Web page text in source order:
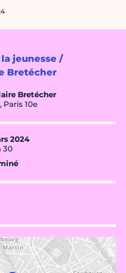
jeunesse /
Bretécher
Bretécher
Paris 10e
2024
30